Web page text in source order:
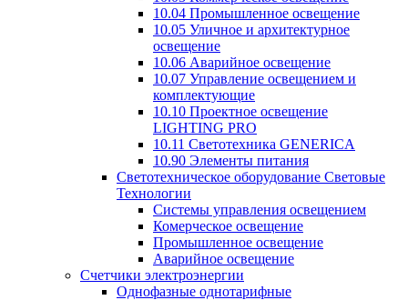
10.04 Промышленное освещение
10.05 Уличное и архитектурное
освещение
10.06 Аварийное освещение
10.07 Управление освещением и
комплектующие
10.10 Проектное освещение
LIGHTING PRO
10.11 Светотехника GENERICA
10.90 Элементы питания
Светотехническое оборудование Световые
Технологии
Системы управления освещением
Комерческое освещение
Промышленное освещение
Аварийное освещение
Счетчики электроэнергии
Однофазные однотарифные